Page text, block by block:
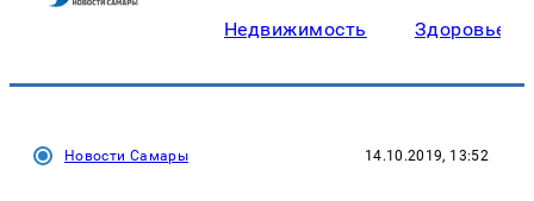
Недвижимость Здоровье
Новости Самары 14.10.2019, 13:52